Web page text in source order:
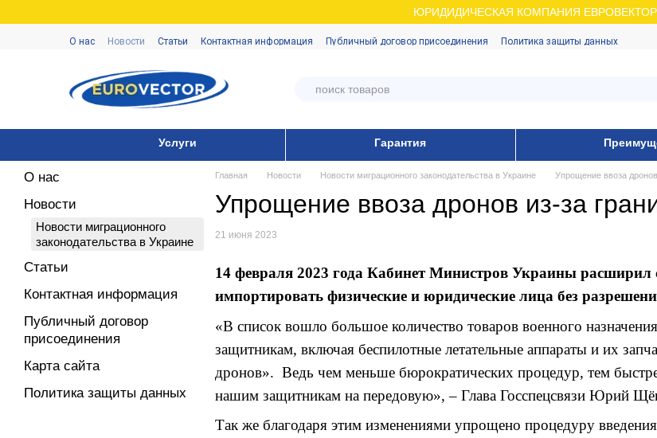
ЮРИДИДИЧЕСКАЯ КОМПАНИЯ ЕВРОВЕКТОР
О нас Новости Статьи Контактная информация Публичный договор присоединения Политика защиты данных
Услуги Гарантия
Главная Новости Новости миграционного законодательства в Украине Упрощение ввоза
Упрощение ввоза дронов из-за
21 июня 2023
14 февраля 2023 года Кабинет Министров Украины расширил
импортировать физические и юридические лица без
«В список вошло большое количество товаров военного
защитникам, включая беспилотные летательные аппараты и их
дронов». Ведь чем меньше бюрократических процедур, тем
нашим защитникам на передовую», – Глава Госспецсвязи Юрий
Так же благодаря этим изменениями упрощено процедуру
О нас
Новости
Новости миграционного
законодательства в Украине
Статьи
Контактная информация
Публичный договор
присоединения
Карта сайта
Политика защиты данных